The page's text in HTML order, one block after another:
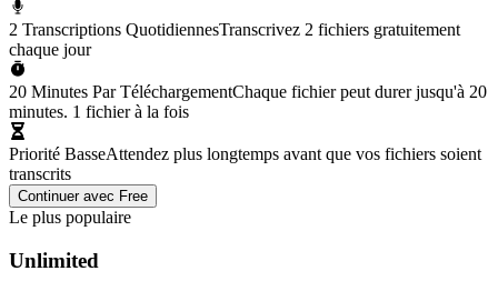
2 Transcriptions QuotidiennesTranscrivez 2 fichiers gratuitement
chaque jour
20 Minutes Par TéléchargementChaque fichier peut durer jusqu'à 20
minutes. 1 fichier à la fois
Priorité BasseAttendez plus longtemps avant que vos fichiers soient
transcrits
Continuer avec Free
Le plus populaire
Unlimited